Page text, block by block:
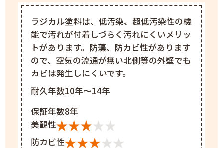
ラジカル塗料は、低汚染、超低汚染性の機
能で汚れが付着しづらく汚れにくいメリッ
トがあります。防藻、防カビ性があります
ので、空気の流通が無い北側等の外壁でも
カビは発生しにくいです。
耐久年数10年～14年
保証年数8年
美観性
防カビ性